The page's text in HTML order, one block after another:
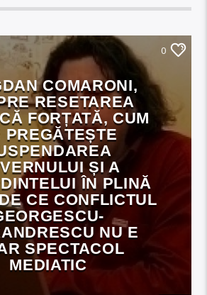
0
COMARONI,
RESETAREA
FORȚATĂ, CUM
PREGĂTEȘTE
ȘI A
ÎN PLINĂ
CE CONFLICTUL
NU E
SPECTACOL
MEDIATIC